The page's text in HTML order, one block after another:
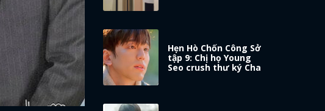
Hẹn Hò Chốn Công Sở
tập 9: Chị họ Young
Seo crush thư ký Cha